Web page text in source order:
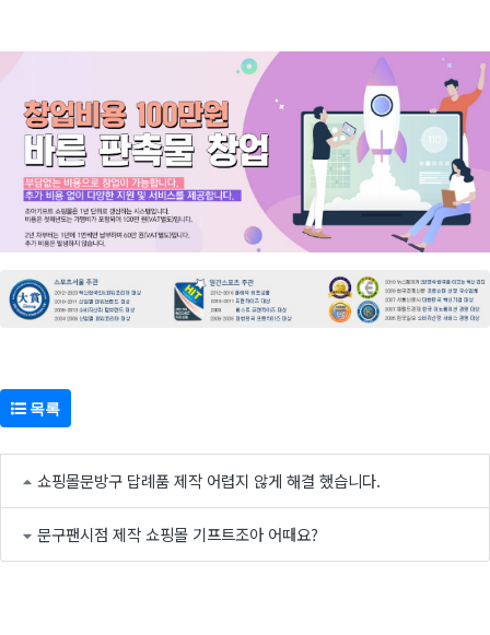
목록
쇼핑몰문방구 답례품 제작 어렵지 않게 해결 했습니다.
문구팬시점 제작 쇼핑몰 기프트조아 어때요?